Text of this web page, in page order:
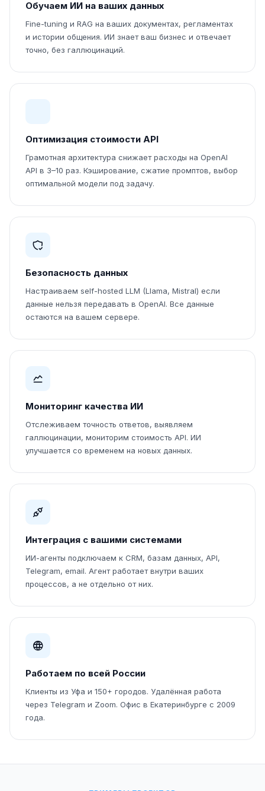
Обучаем ИИ на ваших данных
Fine-tuning и RAG на ваших документах, регламентах
и истории общения. ИИ знает ваш бизнес и отвечает
точно, без галлюцинаций.
Оптимизация стоимости API
Грамотная архитектура снижает расходы на OpenAI
API в 3–10 раз. Кэширование, сжатие промптов, выбор
оптимальной модели под задачу.
Безопасность данных
Настраиваем self-hosted LLM (Llama, Mistral) если
данные нельзя передавать в OpenAI. Все данные
остаются на вашем сервере.
Мониторинг качества ИИ
Отслеживаем точность ответов, выявляем
галлюцинации, мониторим стоимость API. ИИ
улучшается со временем на новых данных.
Интеграция с вашими системами
ИИ-агенты подключаем к CRM, базам данных, API,
Telegram, email. Агент работает внутри ваших
процессов, а не отдельно от них.
Работаем по всей России
Клиенты из Уфа и 150+ городов. Удалённая работа
через Telegram и Zoom. Офис в Екатеринбурге с 2009
года.